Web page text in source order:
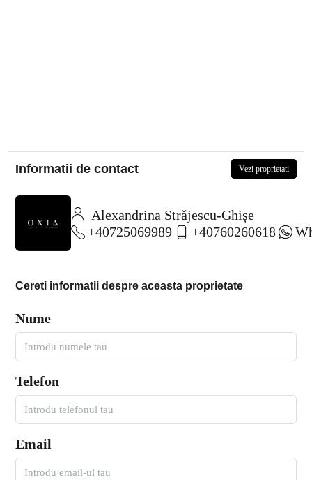
Informatii de contact Vezi proprietati
Alexandrina Străjescu-Ghișe
+40725069989
+40760260618
Cereti informatii despre aceasta proprietate
Nume
Telefon
Email